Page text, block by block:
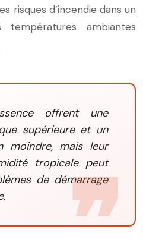
risques d’incendie dans un
ambiantes
offrent une
supérieure et un
moindre, mais leur
tropicale peut
de démarrage